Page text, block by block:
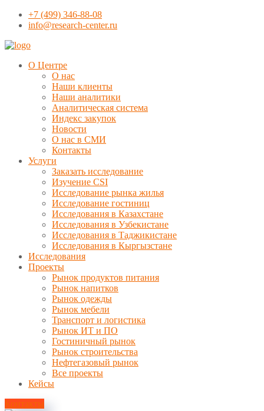
+7 (499) 346-88-08
info@research-center.ru
О Центре
О нас
Наши клиенты
Наши аналитики
Аналитическая система
Индекс закупок
Новости
О нас в СМИ
Контакты
Услуги
Заказать исследование
Изучение CSI
Исследование рынка жилья
Исследование гостиниц
Исследования в Казахстане
Исследования в Узбекистане
Исследования в Таджикистане
Исследования в Кыргызстане
Исследования
Проекты
Рынок продуктов питания
Рынок напитков
Рынок одежды
Рынок мебели
Транспорт и логистика
Рынок ИТ и ПО
Гостиничный рынок
Рынок строительства
Нефтегазовый рынок
Все проекты
Кейсы
Контакты